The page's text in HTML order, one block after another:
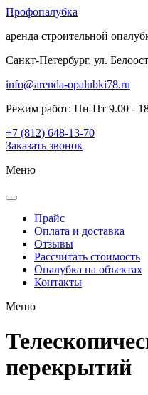
Профопалубка
аренда строительной
Санкт-Петербург, ул.
info@arenda-opalubki78.ru
Режим работ: Пн-Пт 9.00 -
+7 (812) 648-13-70
Заказать звонок
Меню
Прайс
Оплата и доставка
Отзывы
Рассчитать стоимость
Опалубка на объектах
Контакты
Меню
перекрытий